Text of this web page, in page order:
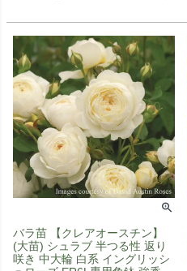
バラ苗 【クレアオースチン】
(大苗) シュラブ 半つる性 返り
咲き 中大輪 白系 イングリッシ